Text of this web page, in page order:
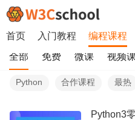
首页 入门教程 编程课程
全部 免费 微课 视频
Python 合作课程 最热
Python3